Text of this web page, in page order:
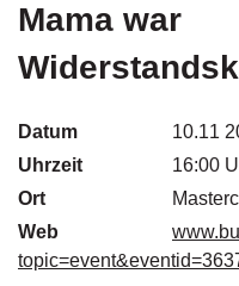
a
u
e
n
B
l
o
Mama war
Datum
10.11
Uhrzeit
16:00
Ort
Web